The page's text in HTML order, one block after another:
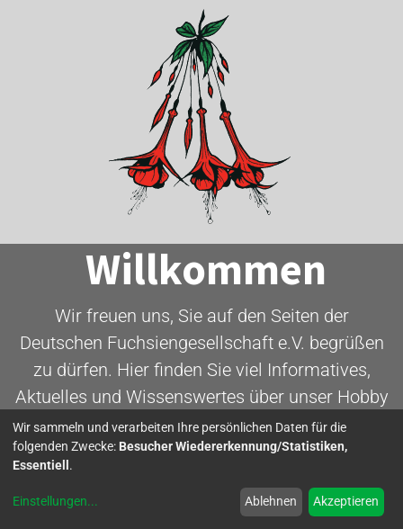
Willkommen
Wir freuen uns, Sie auf den Seiten der
Deutschen Fuchsiengesellschaft e.V. begrüßen
zu dürfen. Hier finden Sie viel Informatives,
Aktuelles und Wissenswertes über unser Hobby
- die Fuchsie.
Wir sammeln und verarbeiten Ihre persönlichen Daten für die
folgenden Zwecke: Besucher Wiedererkennung/Statistiken,
Essentiell .
Einstellungen... Ablehnen Akzeptieren